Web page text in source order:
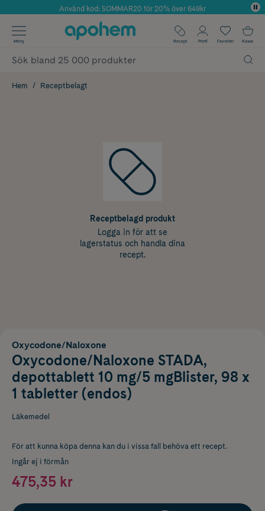
Årets Butik 2025 inom Skönhet
Använd kod: SOMMAR20 för 20% över 649kr
✓ Fri frakt
✓ Poäng på alla köp*
Meny Recept Profil Favoriter Kassa
Hem Receptbelagt
Receptbelagd produkt
Logga in för att se
lagerstatus och handla dina
recept.
Oxycodone/Naloxone
Oxycodone/Naloxone STADA,
depottablett 10 mg/5 mgBlister, 98 x
1 tabletter (endos)
Läkemedel
För att kunna köpa denna kan du i vissa fall behöva ett recept.
Ingår ej i förmån
475,35 kr